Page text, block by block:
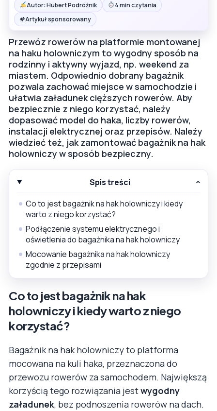
Autor: Hubert Podróżnik
4 min czytania
#Artykuł sponsorowany
Przewóz rowerów na platformie montowanej
na haku holowniczym to wygodny sposób na
rodzinny i aktywny wyjazd, np. weekend za
miastem. Odpowiednio dobrany bagażnik
pozwala zachować miejsce w samochodzie i
ułatwia załadunek cięższych rowerów. Aby
bezpiecznie z niego korzystać, należy
dopasować model do haka, liczby rowerów,
instalacji elektrycznej oraz przepisów. Należy
wiedzieć też, jak zamontować bagażnik na hak
holowniczy w sposób bezpieczny.
Spis treści
Co to jest bagażnik na hak holowniczy i kiedy
warto z niego korzystać?
Podłączenie systemu elektrycznego i
oświetlenia do bagażnika na hak holowniczy
Mocowanie bagażnika na hak holowniczy
zgodnie z przepisami
Co to jest bagażnik na hak
holowniczy i kiedy warto z niego
korzystać?
Bagażnik na hak holowniczy to platforma
mocowana na kuli haka, przeznaczona do
przewozu rowerów za samochodem. Największą
korzyścią tego rozwiązania jestwygodny
załadunek, bez podnoszenia rowerów na dach.